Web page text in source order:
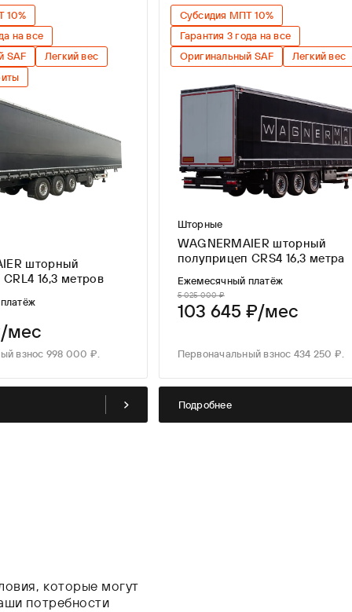
10%
на все
SAF
Легкий вес
шторный
полуприцеп CRL4 16,3 метров
мес
взнос 998 000 ₽.
Субсидия МПТ 10%
Гарантия 3 года на все
Оригинальный SAF
Легкий вес
Шторные
WAGNERMAIER шторный
полуприцеп CRS4 16,3 метра
Ежемесячный платёж
5 025 000 ₽
103 645 ₽/мес
Первоначальный взнос 434 250 ₽.
Подробнее
которые могут
потребности